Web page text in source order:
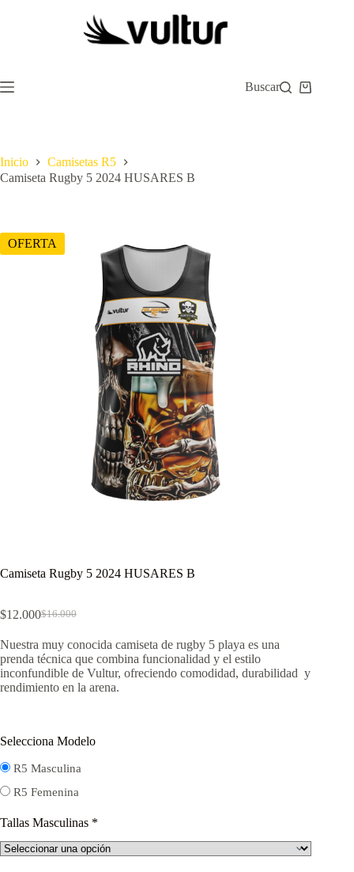
Buscar
Carro
Inicio
Camisetas R5
Camiseta Rugby 5 2024 HUSARES B
OFERTA
Camiseta Rugby 5 2024 HUSARES B
$16.000
El
original
era:
$16.000.
$12.000El
actual
es:
$12.000.
Nuestra muy conocida camiseta de rugby 5 playa es una
prenda técnica que combina funcionalidad y el estilo
inconfundible de Vultur, ofreciendo comodidad, durabilidad y
rendimiento en la arena.
Selecciona Modelo
R5 Masculina
R5 Femenina
Tallas Masculinas *